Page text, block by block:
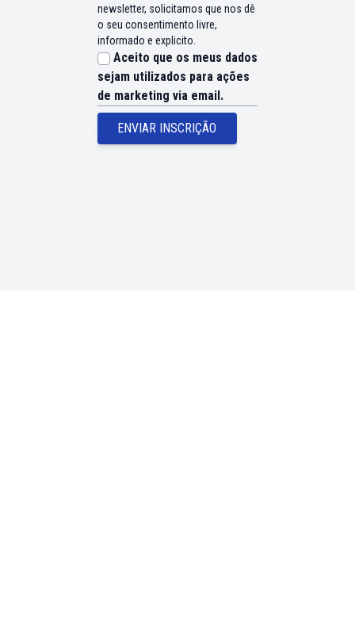
newsletter, solicitamos que nos dê
o seu consentimento livre,
informado e explicito.
Aceito que os meus dados
sejam utilizados para ações
de marketing via email.
ENVIAR INSCRIÇÃO